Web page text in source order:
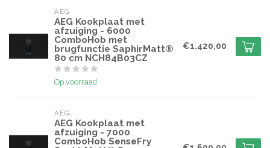
AEG
AEG Kookplaat met
afzuiging - 6000
ComboHob met
brugfunctie SaphirMatt®
80 cm NCH84B03CZ
Op voorraad
€1.420,00
AEG
AEG Kookplaat met
afzuiging - 7000
ComboHob SenseFry